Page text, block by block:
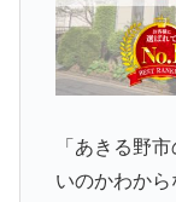
「あきる野
いのかわか